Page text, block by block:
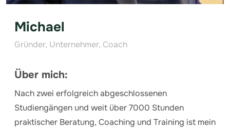
Michael
Gründer, Unternehmer, Coach
Über mich:
Nach zwei erfolgreich abgeschlossenen
Studiengängen und weit über 7000 Stunden
praktischer Beratung, Coaching und Training ist mein